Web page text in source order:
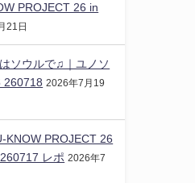
PROJECT 26 in
21日
ソウルで♫｜ユノソ
260718 2026年7月19
PROJECT 26
レポ 2026年7